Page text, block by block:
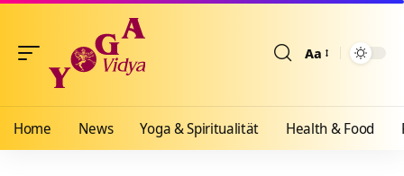
Aa
Home News Yoga & Spiritualität Health & Food